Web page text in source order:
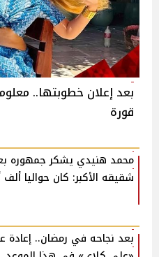
بعد إعلان خطوبتها..
قورة
محمد هنيدي يشكر جمهوره
شقيقه الأكبر: كان حواليا ألف
بعد نجاحه في رمضان..